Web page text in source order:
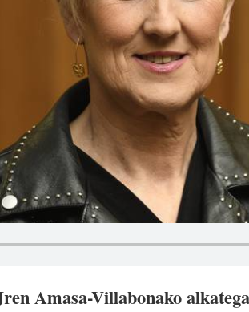
Amasa-Villabonako